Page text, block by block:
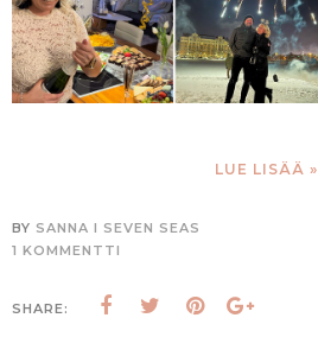
LUE LISÄÄ »
BY SANNA I SEVEN SEAS
1 KOMMENTTI
SHARE: